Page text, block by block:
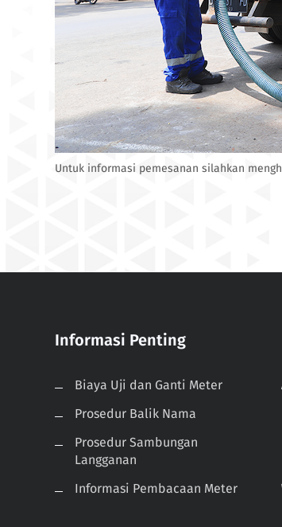
Untuk informasi pemesanan silahkan
Informasi Penting
Biaya Uji dan Ganti Meter
Prosedur Balik Nama
Prosedur Sambungan
Langganan
Informasi Pembacaan Meter